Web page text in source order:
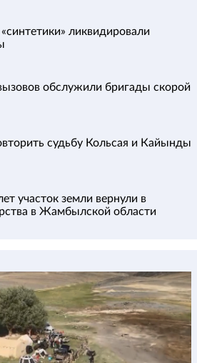
ликвидировали
обслужили бригады скорой
судьбу Кольсая и Кайынды
участок земли вернули в
в Жамбылской области